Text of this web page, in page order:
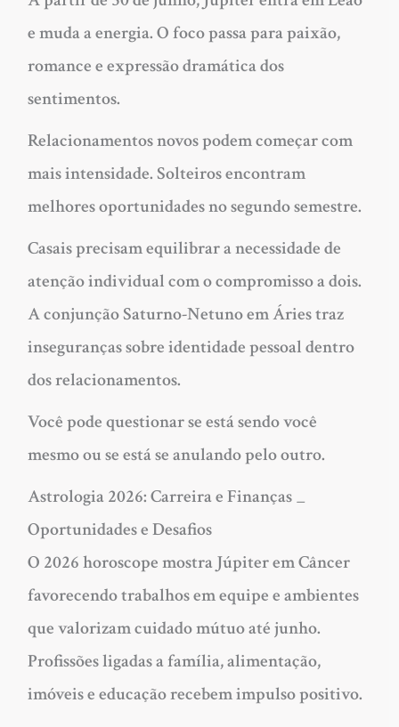
e muda a energia. O foco passa para paixão,
romance e expressão dramática dos
sentimentos.
Relacionamentos novos podem começar com
mais intensidade.Solteirosencontram
melhores oportunidades no segundo semestre.
Casaisprecisam equilibrar a necessidade de
atenção individual com o compromisso a dois.
A conjunção Saturno-Netuno em Áries traz
inseguranças sobre identidade pessoal dentro
dos relacionamentos.
Você pode questionar se está sendo você
mesmo ou se está se anulando pelo outro.
Astrologia 2026: Carreira e Finanças _
Oportunidades e Desafios
O 2026 horoscope mostra Júpiter em Câncer
favorecendo trabalhos em equipe e ambientes
que valorizam cuidado mútuo até junho.
Profissões ligadas a família, alimentação,
imóveis e educação recebem impulso positivo.